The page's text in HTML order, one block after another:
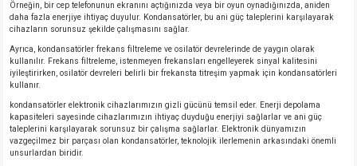
Örneğin, bir cep telefonunun ekranını açtığınızda veya bir oyun oynadığınızda, aniden
daha fazla enerjiye ihtiyaç duyulur. Kondansatörler, bu ani güç taleplerini karşılayarak
cihazların sorunsuz şekilde çalışmasını sağlar.
Ayrıca, kondansatörler frekans filtreleme ve osilatör devrelerinde de yaygın olarak
kullanılır. Frekans filtreleme, istenmeyen frekansları engelleyerek sinyal kalitesini
iyileştirirken, osilatör devreleri belirli bir frekansta titreşim yapmak için kondansatörleri
kullanır.
kondansatörler elektronik cihazlarımızın gizli gücünü temsil eder. Enerji depolama
kapasiteleri sayesinde cihazlarımızın ihtiyaç duyduğu enerjiyi sağlarlar ve ani güç
taleplerini karşılayarak sorunsuz bir çalışma sağlarlar. Elektronik dünyamızın
vazgeçilmez bir parçası olan kondansatörler, teknolojik ilerlemenin arkasındaki önemli
unsurlardan biridir.